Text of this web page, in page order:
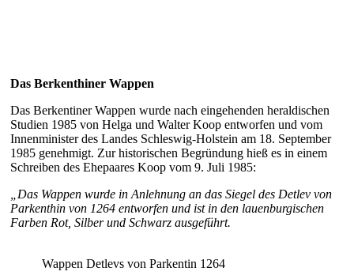
Das Berkenthiner Wappen
Das Berkentiner Wappen wurde nach eingehenden heraldischen
Studien 1985 von Helga und Walter Koop entworfen und vom
Innenminister des Landes Schleswig-Holstein am 18. September
1985 genehmigt. Zur historischen Begründung hieß es in einem
Schreiben des Ehepaares Koop vom 9. Juli 1985:
„Das Wappen wurde in Anlehnung an das Siegel des Detlev von
Parkenthin von 1264 entworfen und ist in den lauenburgischen
Farben Rot, Silber und Schwarz ausgeführt.
Wappen Detlevs von Parkentin 1264